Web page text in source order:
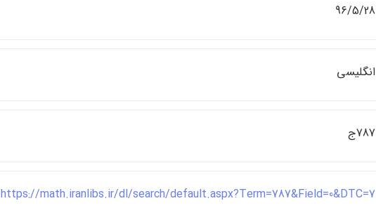
96/5/28
انگليسي
787ج
https://math.iranlibs.ir/dl/search/default.aspx?Term=787&Field=0&DTC=7